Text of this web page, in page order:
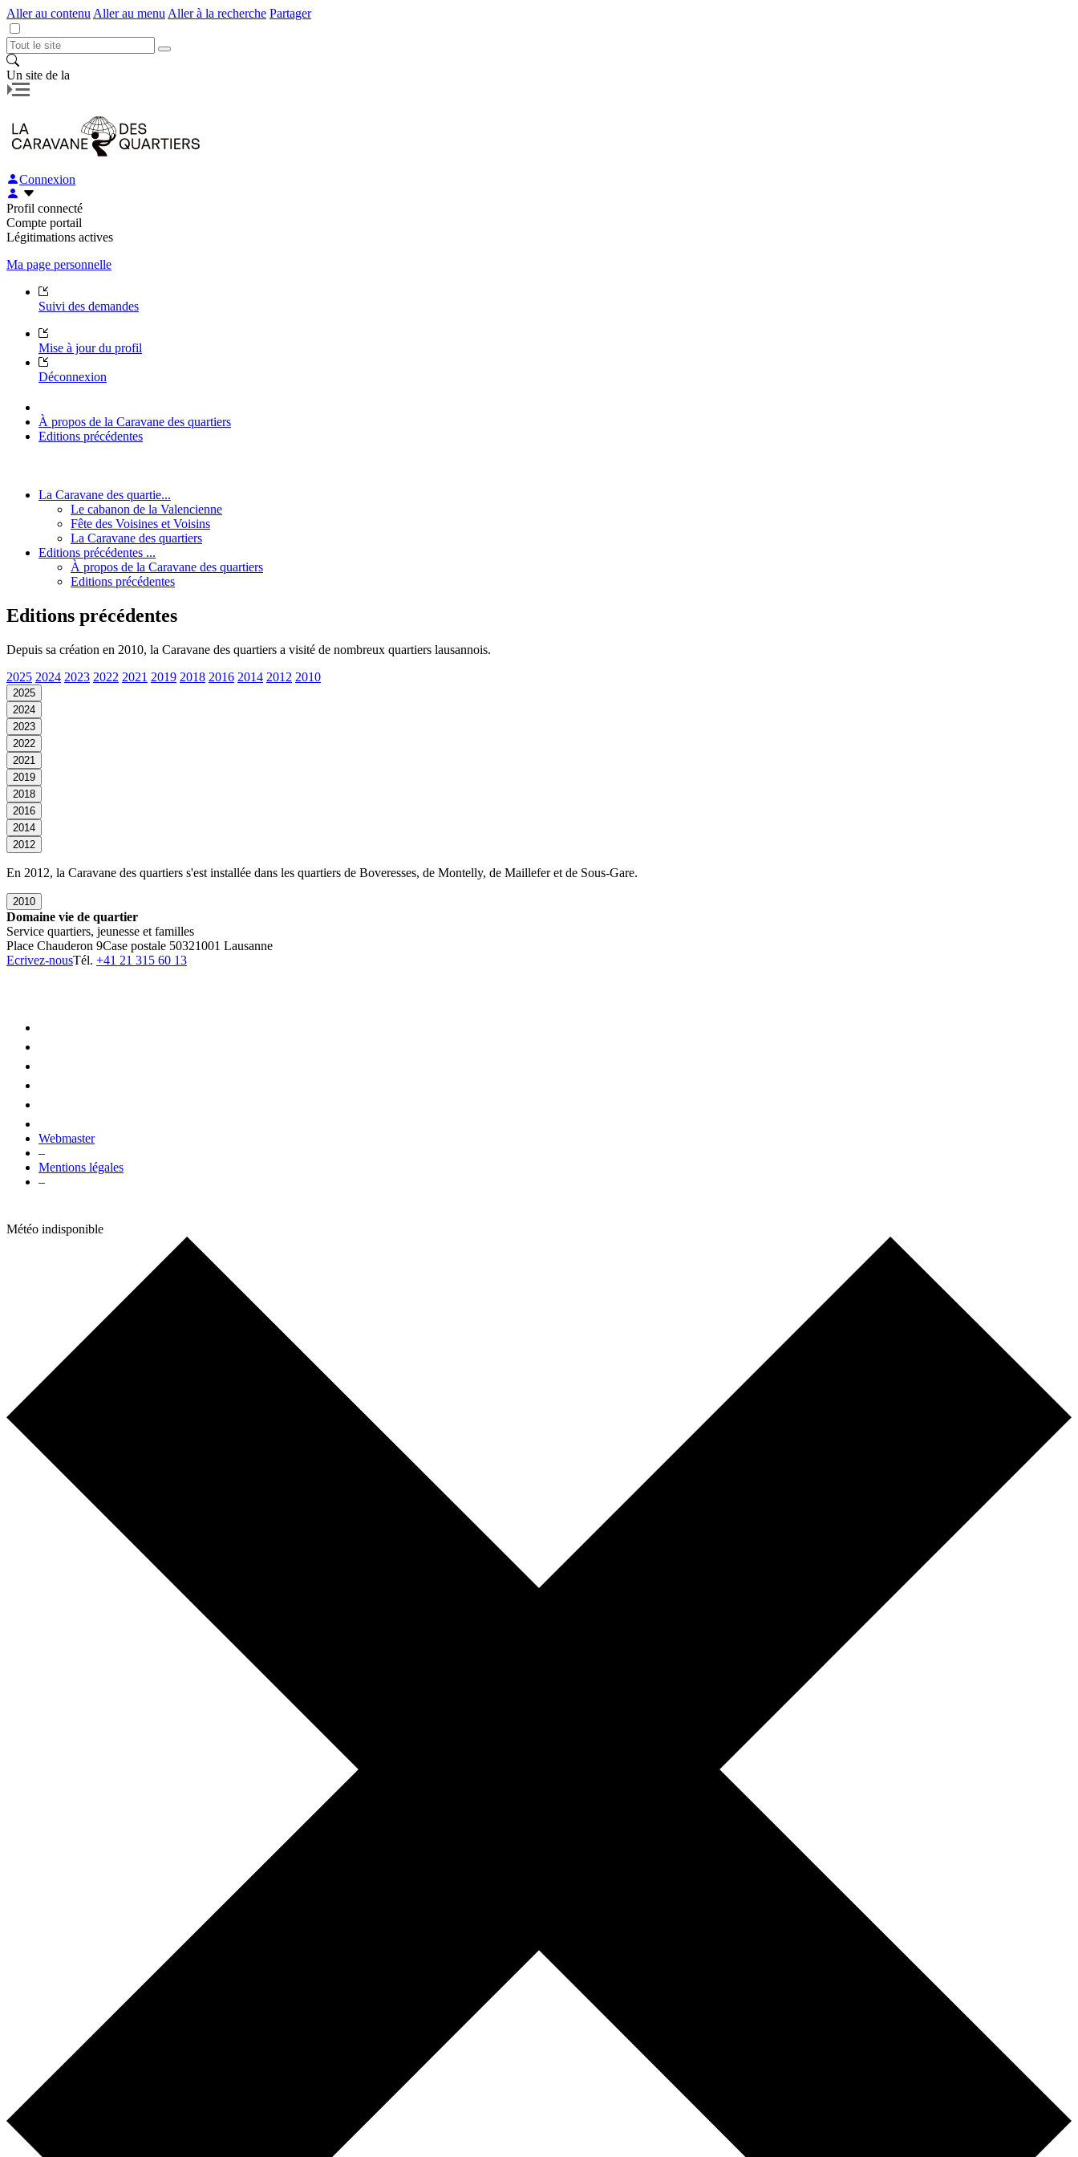
Aller au contenu Aller au menu Aller à la recherche Partager
Un site de la
Connexion
Profil connecté
Compte portail
Légitimations actives
Ma page personnelle
Suivi des demandes
Mise à jour du profil
Déconnexion
À propos de la Caravane des quartiers
Editions précédentes
La Caravane des quartie...
Le cabanon de la Valencienne
Fête des Voisines et Voisins
La Caravane des quartiers
Editions précédentes ...
À propos de la Caravane des quartiers
Editions précédentes
Editions précédentes
Depuis sa création en 2010, la Caravane des quartiers a visité de nombreux quartiers lausannois.
2025 2024 2023 2022 2021 2019 2018 2016 2014 2012 2010
2025
2024
2023
2022
2021
2019
2018
2016
2014
2012
En 2012, la Caravane des quartiers s'est installée dans les quartiers de Boveresses, de Montelly, de Maillefer et de Sous-Gare.
2010
Domaine vie de quartier
Service quartiers, jeunesse et familles
Place Chauderon 9Case postale 50321001 Lausanne
Ecrivez-nousTél. +41 21 315 60 13
Webmaster
–
Mentions légales
–
Météo indisponible